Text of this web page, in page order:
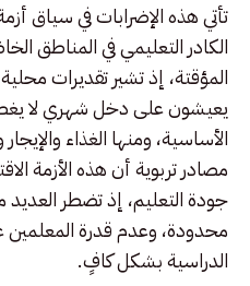
تأتي هذه الإضرابات في سياق
الكادر التعليمي في المناطق
المؤقتة، إذ تشير تقديرات
يعيشون على دخل شهري لا
الأساسية، ومنها الغذاء
مصادر تربوية أن هذه الأزمة
جودة التعليم، إذ تضطر العديد
محدودة، وعدم قدرة
الدراسية بشكل كافٍ.